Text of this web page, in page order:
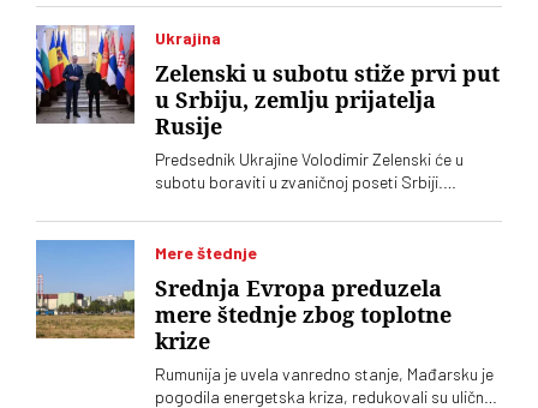
platformama. Kompnija odbacuje optužbe i
najavljuje žalbu
Ukrajina
Zelenski u subotu stiže prvi put
u Srbiju, zemlju prijatelja
Rusije
Predsednik Ukrajine Volodimir Zelenski će u
subotu boraviti u zvaničnoj poseti Srbiji.
Vučić, saopštila je služba za saradnju sa
medijima šefa srpske države
Mere štednje
Srednja Evropa preduzela
mere štednje zbog toplotne
krize
Rumunija je uvela vanredno stanje, Mađarsku je
pogodila energetska kriza, redukovali su uličnu